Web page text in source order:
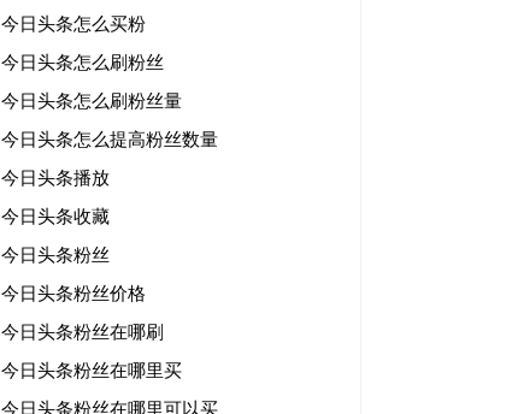
今日头条怎么买粉
今日头条怎么刷粉丝
今日头条怎么刷粉丝量
今日头条怎么提高粉丝数量
今日头条播放
今日头条收藏
今日头条粉丝
今日头条粉丝价格
今日头条粉丝在哪刷
今日头条粉丝在哪里买
今日头条粉丝在哪里可以买